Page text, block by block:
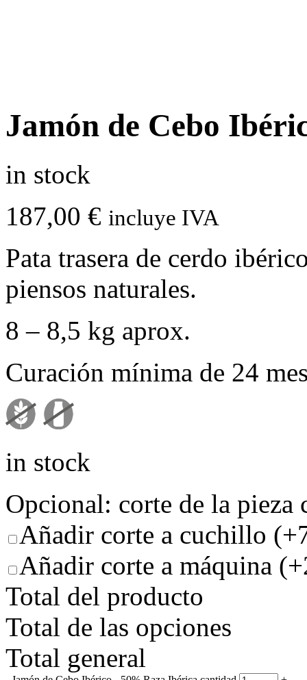
Jamón de Cebo
in stock
187,00 € incluye IVA
Pata trasera de cerdo
piensos naturales.
8 – 8,5 kg aprox.
Curación mínima de 24
in stock
Opcional: corte de la pieza
Añadir corte a cuchillo
Añadir corte a máquina
Total del producto
Total de las opciones
Total general